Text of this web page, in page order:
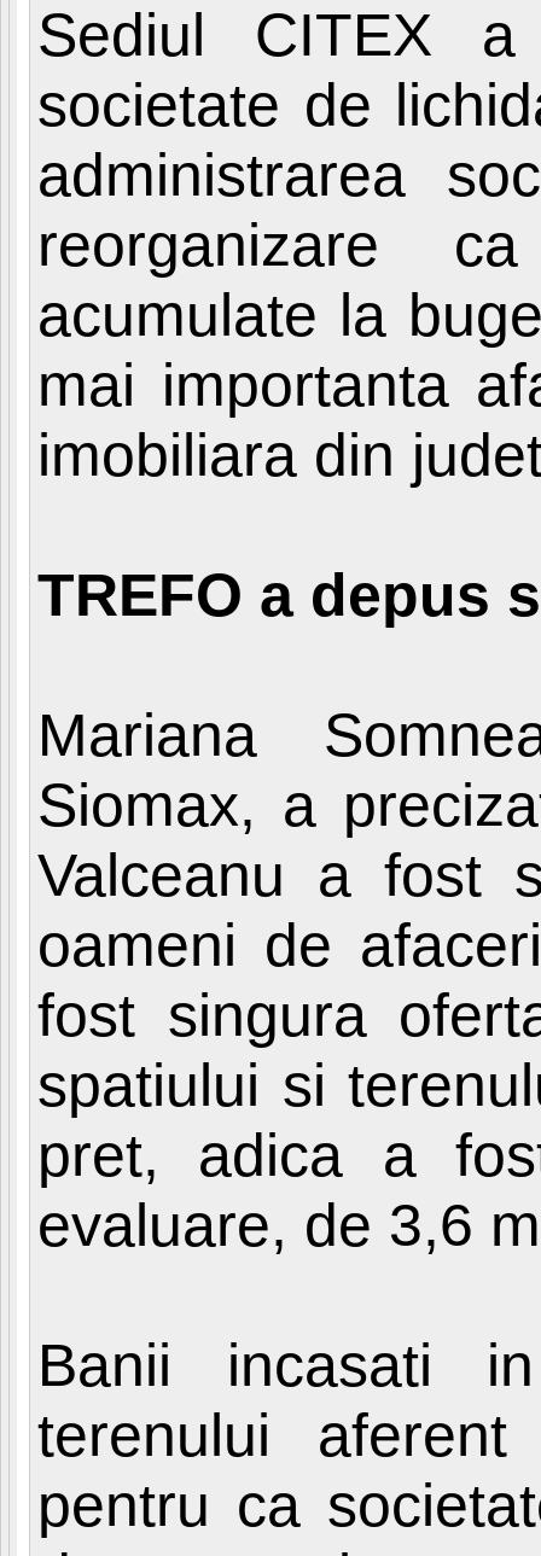
Sediul CITEX
societate de
administrarea
reorganizare
acumulate la
mai importanta
imobiliara din
TREFO a depus
Mariana
Siomax, a
Valceanu a fost
oameni de
fost singura
spatiului si
pret, adica a
evaluare, de 3,6
Banii incasati
terenului
pentru ca